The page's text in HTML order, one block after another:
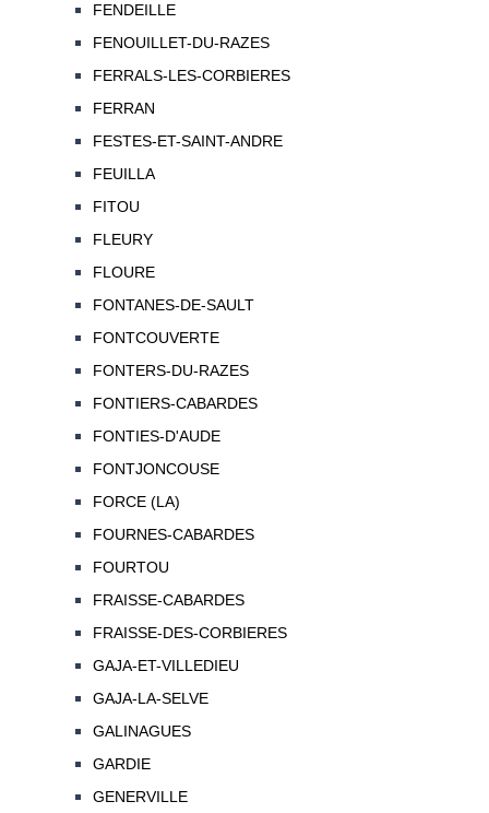
FENDEILLE
FENOUILLET-DU-RAZES
FERRALS-LES-CORBIERES
FERRAN
FESTES-ET-SAINT-ANDRE
FEUILLA
FITOU
FLEURY
FLOURE
FONTANES-DE-SAULT
FONTCOUVERTE
FONTERS-DU-RAZES
FONTIERS-CABARDES
FONTIES-D'AUDE
FONTJONCOUSE
FORCE (LA)
FOURNES-CABARDES
FOURTOU
FRAISSE-CABARDES
FRAISSE-DES-CORBIERES
GAJA-ET-VILLEDIEU
GAJA-LA-SELVE
GALINAGUES
GARDIE
GENERVILLE